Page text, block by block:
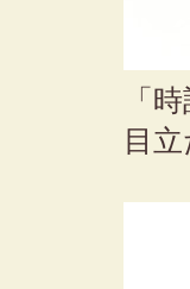
「
目